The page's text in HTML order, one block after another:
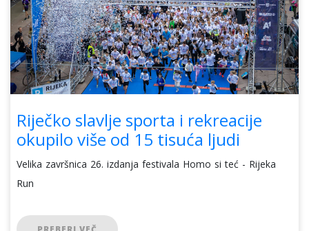
Riječko slavlje sporta i rekreacije
okupilo više od 15 tisuća ljudi
Velika završnica 26. izdanja festivala Homo si teć - Rijeka
Run